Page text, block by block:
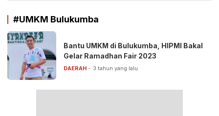
#UMKM Bulukumba
Bantu UMKM di Bulukumba, HIPMI Bakal
Gelar Ramadhan Fair 2023
DAERAH 3 tahun yang lalu